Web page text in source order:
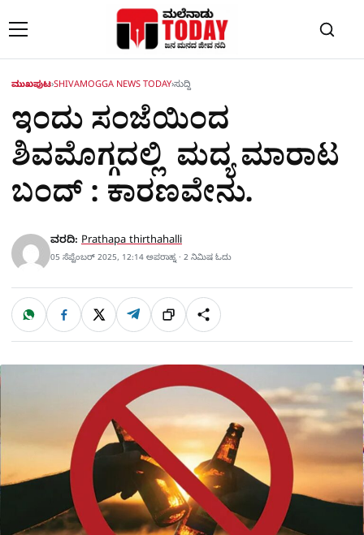
ಮುಖಪುಟ›SHIVAMOGGA NEWS TODAY›ಸುದ್ದಿ
ಇಂದು ಸಂಜೆಯಿಂದ
ಶಿವಮೊಗ್ಗದಲ್ಲಿ ಮದ್ಯ ಮಾರಾಟ
ಬಂದ್ : ಕಾರಣವೇನು.
ವರದಿ: Prathapa thirthahalli
05 ಸೆಪ್ಟೆಂಬರ್ 2025, 12:14 ಅಪರಾಹ್ನ · 2 ನಿಮಿಷ ಓದು
ಹಂಚಿಕೊಳ್ಳಿ
W
a
t
p
F
c
e
o
X T
l
e
a
m
ಲಿಂ
ಕ್
S
h
a
r
e